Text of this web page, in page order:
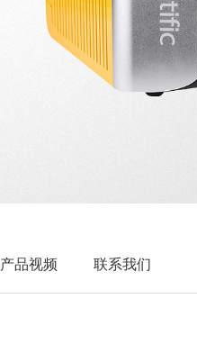
产品视频 联系我们